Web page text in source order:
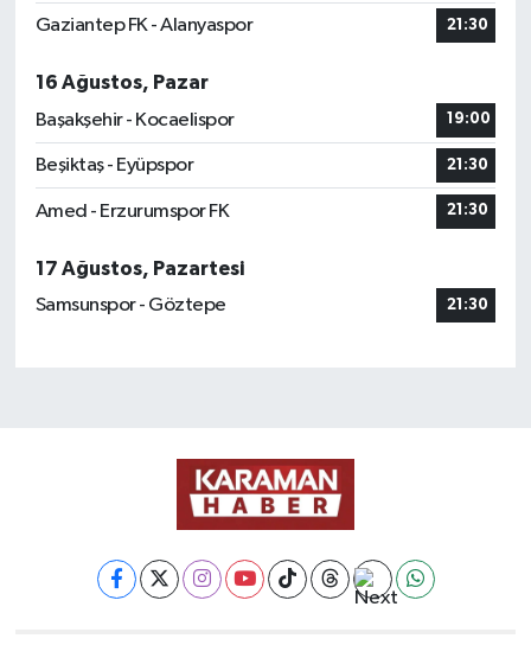
Gaziantep FK - Alanyaspor 21:30
16 Ağustos, Pazar
Başakşehir - Kocaelispor
19:00
Beşiktaş - Eyüpspor 21:30
Amed - Erzurumspor FK 21:30
17 Ağustos, Pazartesi
Samsunspor - Göztepe
21:30